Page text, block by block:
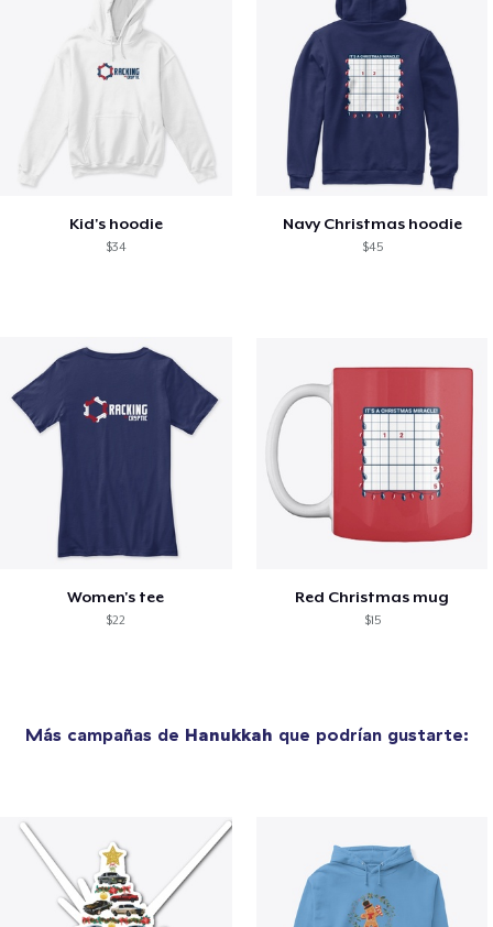
Kid's hoodie
$34
Navy Christmas hoodie
$45
Women's tee
$22
Red Christmas mug
$15
Más campañas de Hanukkah que podrían gustarte: